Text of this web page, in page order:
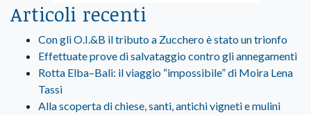
Articoli recenti
Con gli O.I.&B il tributo a Zucchero è stato un trionfo
Effettuate prove di salvataggio contro gli annegamenti
Rotta Elba–Bali: il viaggio “impossibile” di Moira Lena
Tassi
Alla scoperta di chiese, santi, antichi vigneti e mulini